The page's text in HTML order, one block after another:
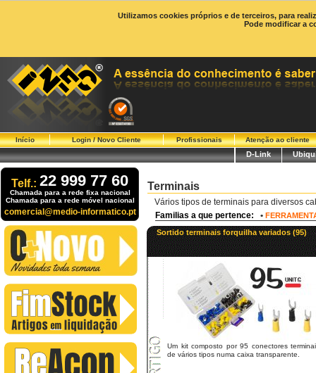
Utilizamos cookies próprios e de terceiros, para
Pode modificar a
Início Login / Novo Cliente Profissionais Atenção ao cliente
D-Link
Telf.: 22 999 77 60
Chamada para a rede fixa nacional
Chamada para a rede móvel nacional
comercial@medio-informatico.pt
Terminais
Vários tipos de terminais para diversos
Familias a que pertence: •
Sortido terminais forquilha variados (95)
Um kit composto por 95 conectores
de vários tipos numa caixa transparente.